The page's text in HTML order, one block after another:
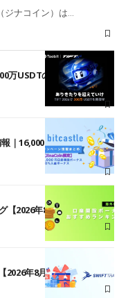
ジナコイン）は…
USDTのレースとして復
｜16,000円口座開設ボーナ
【2026年8月最新】
年8月最新】